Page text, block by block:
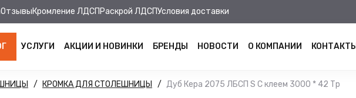
ОтзывыКромление ЛДСП Раскрой ЛДСПУсловия доставки
УСЛУГИ АКЦИИ И НОВИНКИ БРЕНДЫ НОВОСТИ О КОМПАНИИ КОНТАКТЫ
КРОМКА ДЛЯ СТОЛЕШНИЦЫ Дуб Кера 2075 ЛБСП S С клеем 3000 * 42 Тр